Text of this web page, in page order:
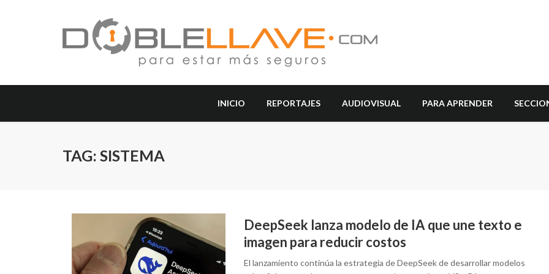
INICIO REPORTAJES AUDIOVISUAL PARA APRENDER
TAG: SISTEMA
DeepSeek lanza modelo de IA que une texto e
imagen para reducir costos
El lanzamiento continúa la estrategia de DeepSeek de desarrollar modelos